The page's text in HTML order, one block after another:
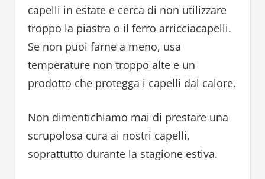
capelli in estate e cerca di non utilizzare
troppo la piastra o il ferro arricciacapelli.
Se non puoi farne a meno, usa
temperature non troppo alte e un
prodotto che protegga i capelli dal calore.
Non dimentichiamo mai di prestare una
scrupolosa cura ai nostri capelli,
soprattutto durante la stagione estiva.